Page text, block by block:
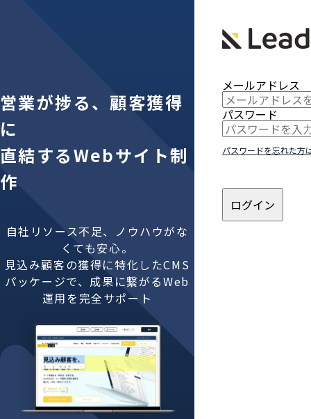
営業が捗る、顧客獲得
に
直結するWebサイト制
作
自社リソース不足、ノウハウがな
くても安心。
見込み顧客の獲得に特化したCMS
パッケージで、成果に繋がるWeb
運用を完全サポート
メールアドレス
パスワード
パスワードを忘れた方
ログイン